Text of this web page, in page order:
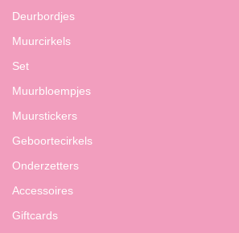
Deurbordjes
Muurcirkels
Set
Muurbloempjes
Muurstickers
Geboortecirkels
Onderzetters
Accessoires
Giftcards